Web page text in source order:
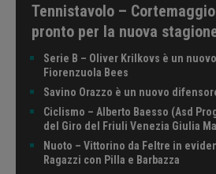
Tennistavolo –
pronto per la nuova
Serie B – Oliver Krilkovs è un
Fiorenzuola Bees
Savino Orazzo è un nuovo
Ciclismo – Alberto Baesso (Asd
del Giro del Friuli Venezia Giulia
Nuoto – Vittorino da Feltre in
Ragazzi con Pilla e Barbazza